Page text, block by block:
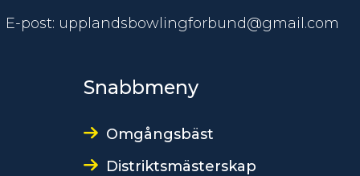
E-post: upplandsbowlingforbund@gmail.com
Snabbmeny
Omgångsbäst
Distriktsmästerskap